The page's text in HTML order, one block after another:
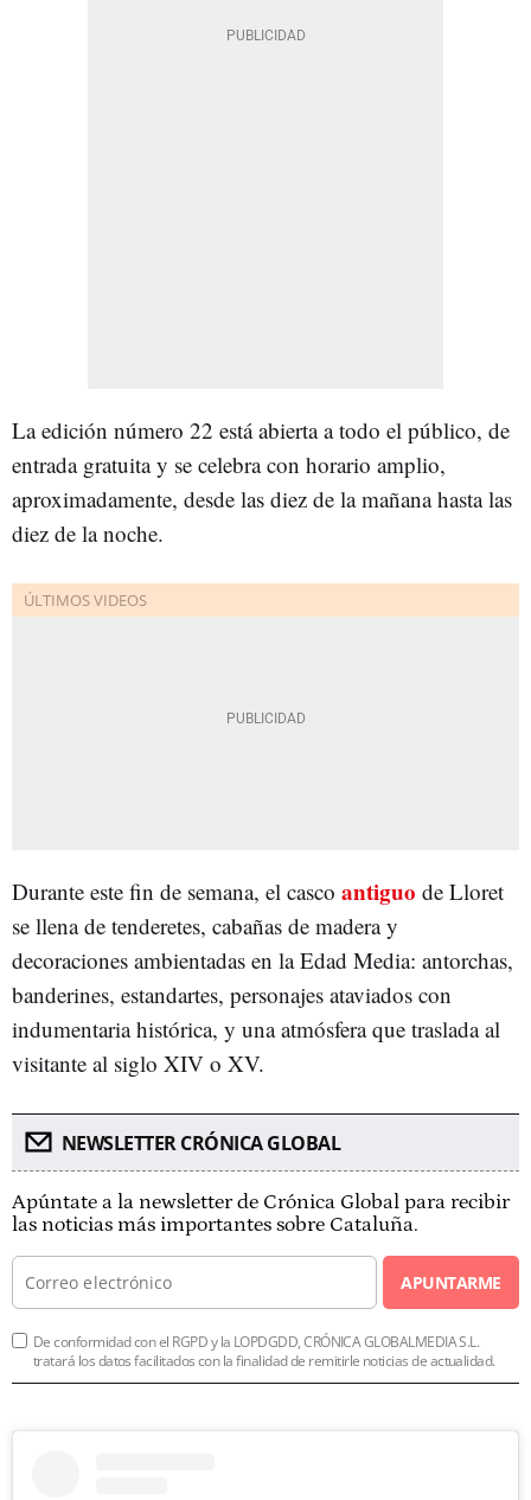
La edición número 22 está abierta a todo el público, de
entrada gratuita y se celebra con horario amplio,
aproximadamente, desde las diez de la mañana hasta las
diez de la noche.
Durante este fin de semana, el casco antiguo de Lloret
se llena de tenderetes, cabañas de madera y
decoraciones ambientadas en la Edad Media: antorchas,
banderines, estandartes, personajes ataviados con
indumentaria histórica, y una atmósfera que traslada al
visitante al siglo XIV o XV.
NEWSLETTER CRÓNICA GLOBAL
Apúntate a la newsletter de Crónica Global para recibir
las noticias más importantes sobre Cataluña.
APUNTARME
De conformidad con el RGPD y la LOPDGDD, CRÓNICA GLOBALMEDIA S.L.
tratará los datos facilitados con la finalidad de remitirle noticias de actualidad.